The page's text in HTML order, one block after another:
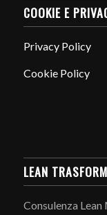
COOKIE E
Privacy Policy
Cookie Policy
LEAN
Consulenza